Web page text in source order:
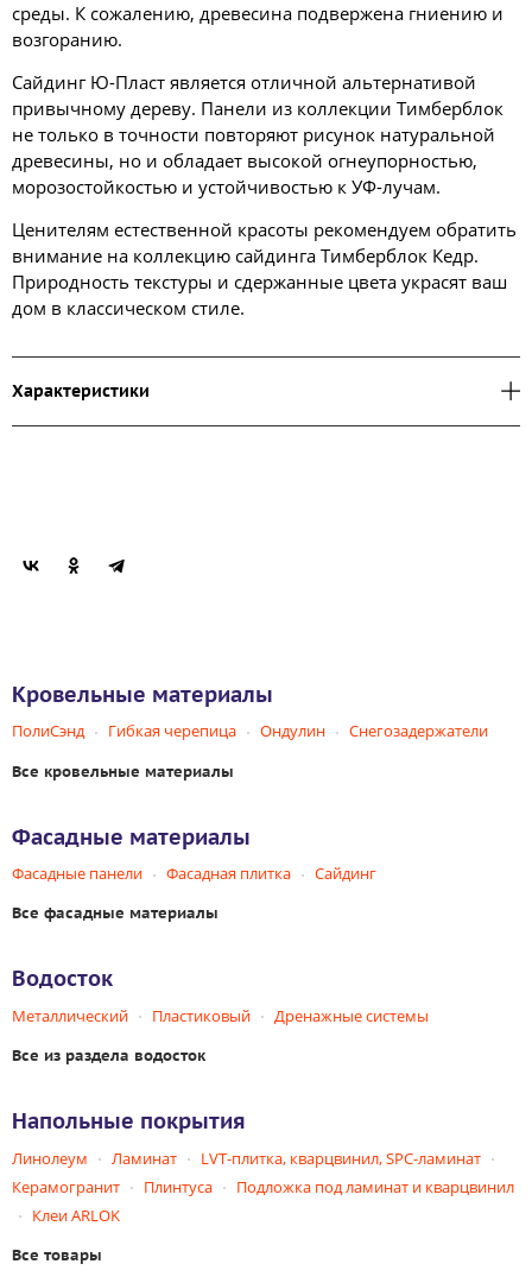
среды. К сожалению, древесина подвержена гниению и
возгоранию.
Сайдинг Ю-Пласт является отличной альтернативой
привычному дереву. Панели из коллекции Тимберблок
не только в точности повторяют рисунок натуральной
древесины, но и обладает высокой огнеупорностью,
морозостойкостью и устойчивостью к УФ-лучам.
Ценителям естественной красоты рекомендуем обратить
внимание на коллекцию сайдинга Тимберблок Кедр.
Природность текстуры и сдержанные цвета украсят ваш
дом в классическом стиле.
Характеристики
Кровельные материалы
ПолиСэнд Гибкая черепица Ондулин Снегозадержатели
Все кровельные материалы
Фасадные материалы
Фасадные панели Фасадная плитка Сайдинг
Все фасадные материалы
Водосток
Металлический Пластиковый Дренажные системы
Все из раздела водосток
Напольные покрытия
Линолеум Ламинат
LVT-плитка, кварцвинил, SPC-ламинат
Керамогранит
Плинтуса
Подложка под ламинат и кварцвинил
Клеи ARLOK
Все товары